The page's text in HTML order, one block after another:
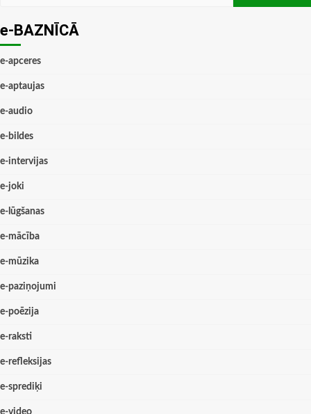
e-BAZNĪCĀ
e-apceres
e-aptaujas
e-audio
e-bildes
e-intervijas
e-joki
e-lūgšanas
e-mācība
e-mūzika
e-paziņojumi
e-poēzija
e-raksti
e-refleksijas
e-sprediķi